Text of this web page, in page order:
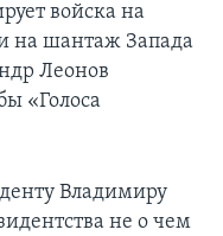
войска на
на шантаж Запада
Леонов
«Голоса
Владимиру
не о чем